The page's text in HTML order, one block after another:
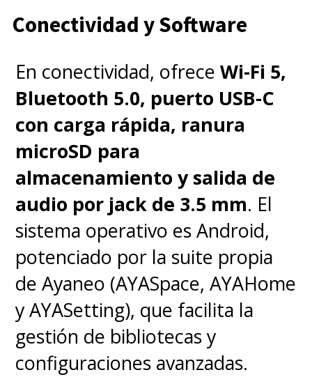
Conectividad y Software
En conectividad, ofreceWi-Fi 5,
Bluetooth 5.0, puerto USB-C
con carga rápida, ranura
microSD para
almacenamiento y salida de
audio por jack de 3.5 mm. El
sistema operativo es Android,
potenciado por la suite propia
de Ayaneo (AYASpace, AYAHome
y AYASetting), que facilita la
gestión de bibliotecas y
configuraciones avanzadas.